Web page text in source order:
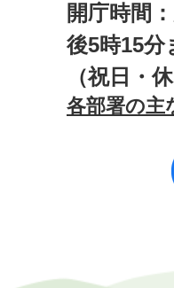
開庁時間
後5時15分
（祝日・
各部署の主